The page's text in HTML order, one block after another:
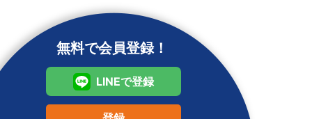
無料で会員登録！
LINEで登録